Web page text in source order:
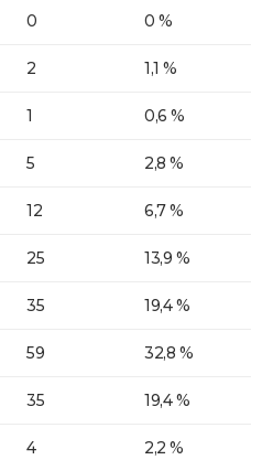
0 0 %
2 1,1 %
1 0,6 %
5 2,8 %
12 6,7 %
25 13,9 %
35 19,4 %
59 32,8 %
35 19,4 %
4 2,2 %